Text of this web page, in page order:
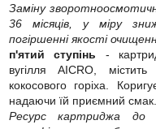
Заміну
36 місяців, у міру
погіршенні якості
п'ятий ступінь -
вугілля AICRO,
кокосового горіха.
надаючи їй приємний смак.
Ресурс картриджа до